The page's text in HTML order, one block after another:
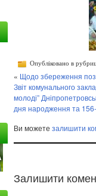
Опубліковано в
« Щодо збереження
Звіт комунального
молоді”
дня народження та 156-
Ви можете залишити
Залишити